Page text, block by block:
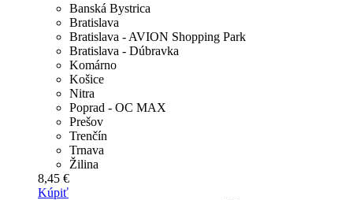
Banská Bystrica
Bratislava
Bratislava - AVION Shopping Park
Bratislava - Dúbravka
Komárno
Košice
Nitra
Poprad - OC MAX
Prešov
Trenčín
Trnava
Žilina
8,45 €
Kúpiť